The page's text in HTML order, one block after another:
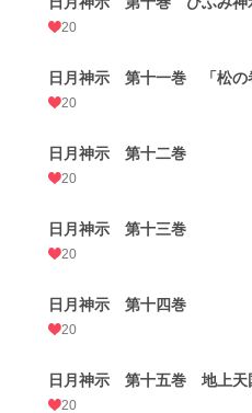
20
日月神示 第十一巻 「松の
20
日月神示 第十二巻
20
日月神示 第十三巻
20
日月神示 第十四巻
20
日月神示 第十五巻 地上天
20